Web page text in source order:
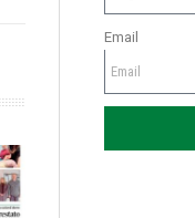
Email